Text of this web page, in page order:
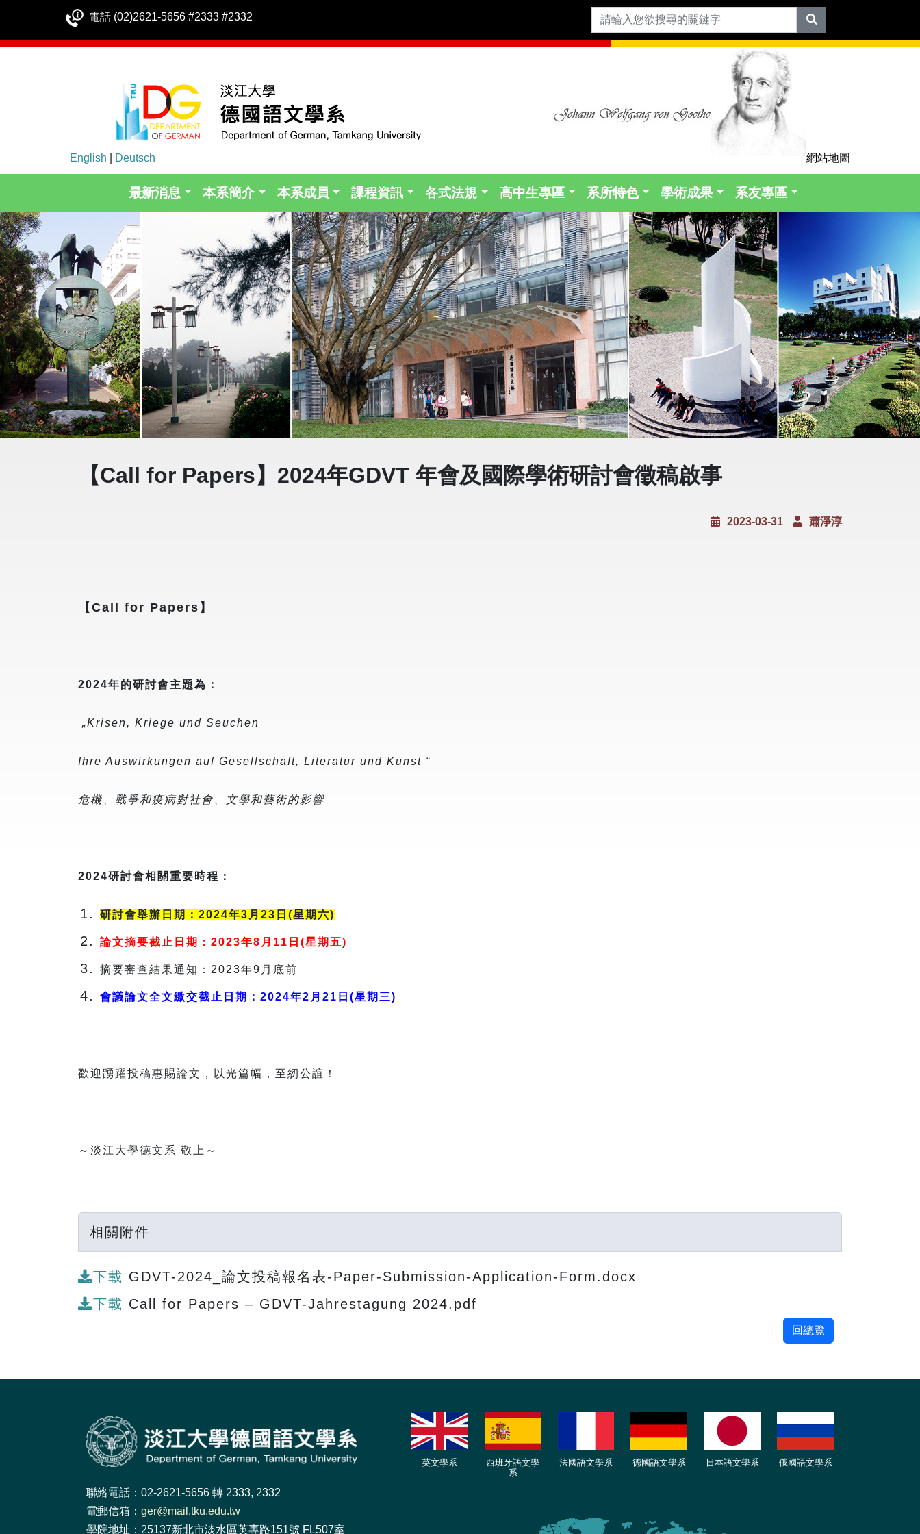
電話 (02)2621-5656 #2333 #2332
English Deutsch 網站地圖
最新消息 本系簡介 本系成員 課程資訊 各式法規 高中生專區 系所特色 學術成果 系友專區
【Call for Papers】2024年GDVT 年會及國際學術研討會徵稿啟事
2023-03-31 蕭淨淳
【 Call for Papers 】
2024年的研討會主題為：
„Krisen, Kriege und Seuchen
Ihre Auswirkungen auf Gesellschaft, Literatur und Kunst “
危機、戰爭和疫病對社會、文學和藝術的影響
2024研討會相關重要時程：
研討會舉辦日期：2024年3月23日(星期六)
論文摘要截止日期：2023年8月11日(星期五)
摘要審查結果通知：2023年9月底前
會議論文全文繳交截止日期：2024年2月21日(星期三)
歡迎踴躍投稿惠賜論文，以光篇幅，至紉公誼！
～淡江大學德文系 敬上～
相關附件
下載 GDVT-2024_論文投稿報名表-Paper-Submission-Application-Form.docx
下載 Call for Papers – GDVT-Jahrestagung 2024.pdf
回總覽
聯絡電話：02-2621-5656 轉 2333, 2332
電郵信箱： ger@mail.tku.edu.tw
學院地址：25137新北市淡水區英專路151號 FL507室
英文學系
西班牙語文學
系
法國語文學系 德國語文學系 日本語文學系 俄國語文學系